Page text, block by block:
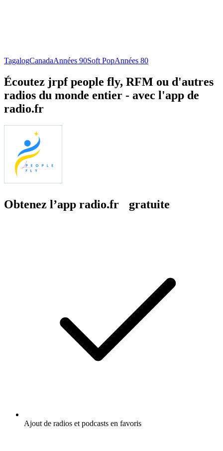
TagalogCanadaAnnées 90Soft PopAnnées 80
Écoutez jrpf people fly, RFM ou d'autres
radios du monde entier - avec l'app de
radio.fr
Obtenez l’app radio.fr gratuite
Ajout de radios et podcasts en favoris